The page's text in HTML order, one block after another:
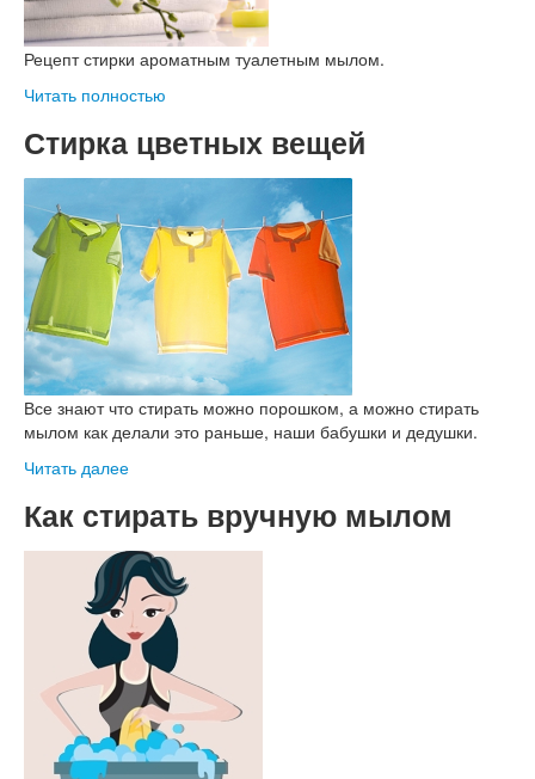
Рецепт стирки ароматным туалетным мылом.
Читать полностью
Стирка цветных вещей
Все знают что стирать можно порошком, а можно стирать
мылом как делали это раньше, наши бабушки и дедушки.
Читать далее
Как стирать вручную мылом